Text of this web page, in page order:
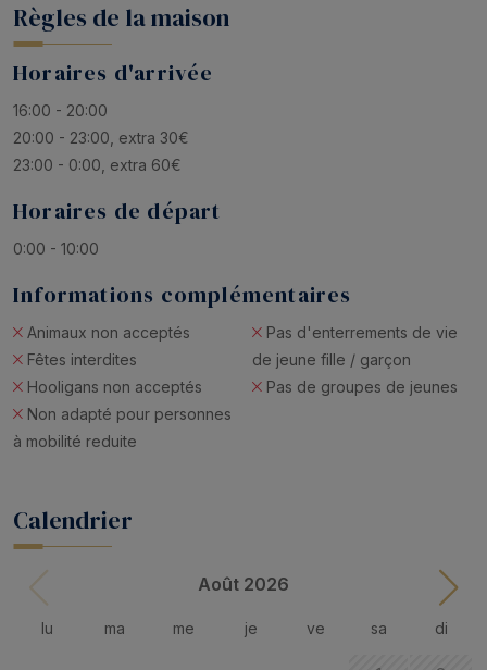
Règles de la maison
Horaires d'arrivée
16:00 - 20:00
20:00 - 23:00, extra 30€
23:00 - 0:00, extra 60€
Horaires de départ
0:00 - 10:00
Informations complémentaires
Animaux non acceptés
Fêtes interdites
Hooligans non acceptés
à mobilité reduite
de jeune fille / garçon
Pas de groupes de jeunes
Calendrier
Août 2026
lu ma me je ve sa di